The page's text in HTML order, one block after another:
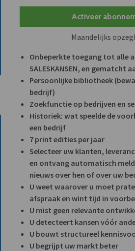
Activeer
Maandelijks
Onbeperkte toegang tot alle
SALESKANSEN, en gematcht
Persoonlijke bibliotheek
bedrijf)
Zoekfunctie op bedrijven en
Historiek: wat speelde de
een bedrijf
7 print edities per jaar
Selecteer uw klanten,
en ontvang automatisch
nieuws over hen of over uw
U weet waarover u moet
afspraak en wint tijd in
U mist geen relevante
U detecteert kansen vóór
U bouwt structureel
U begrijpt uw markt beter